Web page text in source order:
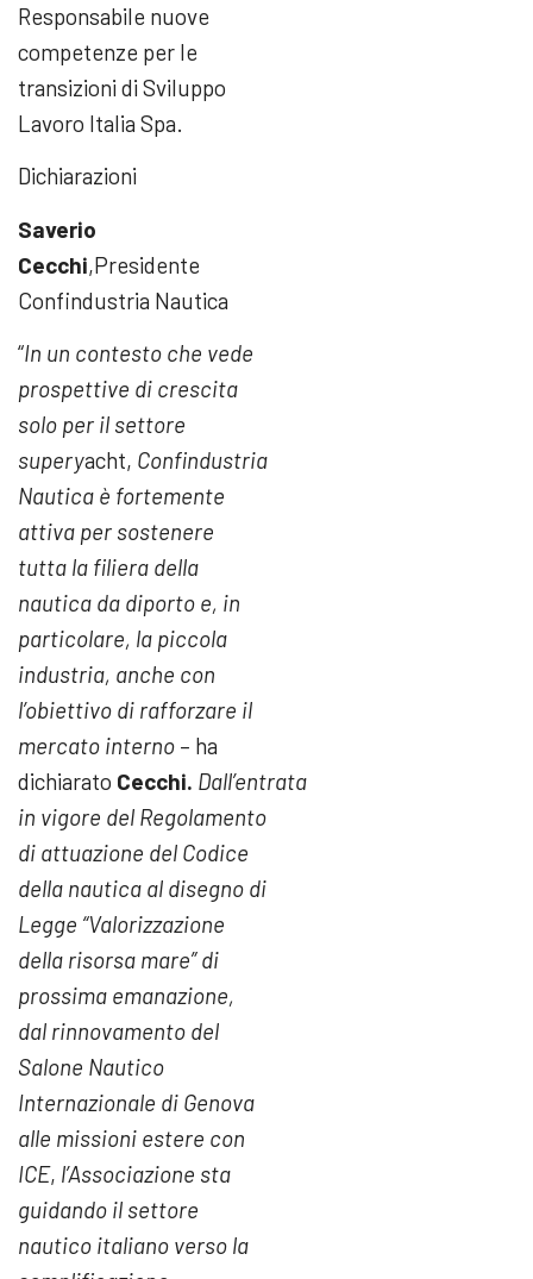
Responsabile nuove
competenze per le
transizioni di Sviluppo
Lavoro Italia Spa.
Dichiarazioni
Saverio
Cecchi,Presidente
Confindustria Nautica
“In un contesto che vede
prospettive di crescita
solo per il settore
superyacht, Confindustria
Nautica è fortemente
attiva per sostenere
tutta la filiera della
nautica da diporto e, in
particolare, la piccola
industria, anche con
l’obiettivo di rafforzare il
mercato interno – ha
dichiarato Cecchi. Dall’entrata
in vigore del Regolamento
di attuazione del Codice
della nautica al disegno di
Legge “Valorizzazione
della risorsa mare” di
prossima emanazione,
dal rinnovamento del
Salone Nautico
Internazionale di Genova
alle missioni estere con
ICE, l’Associazione sta
guidando il settore
nautico italiano verso la